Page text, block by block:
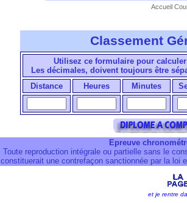
Accueil
Classement
Utilisez ce formulaire pour
Les décimales, doivent toujours être
Distance
Heures Minutes
Epreuve
Toute reproduction intégrale ou partielle sans le
constituerait une contrefaçon sanctionnée par la loi
et je rentre